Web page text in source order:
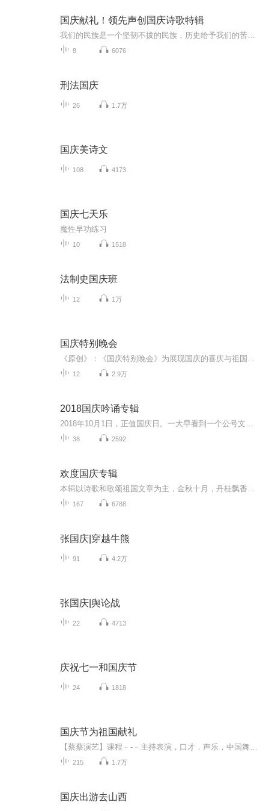
国庆献礼！领先声创国庆诗歌特辑
8 6076
刑法国庆
26 1.7万
国庆美诗文
108 4173
国庆七天乐
魔性早功练习
10 1518
法制史国庆班
12 1万
国庆特别晚会
12 2.9万
2018国庆吟诵专辑
38 2592
欢度国庆专辑
167 6788
张国庆|穿越牛熊
91 4.2万
张国庆|舆论战
22 4713
庆祝七一和国庆节
24 1818
国庆节为祖国献礼
215 1.7万
国庆出游去山西